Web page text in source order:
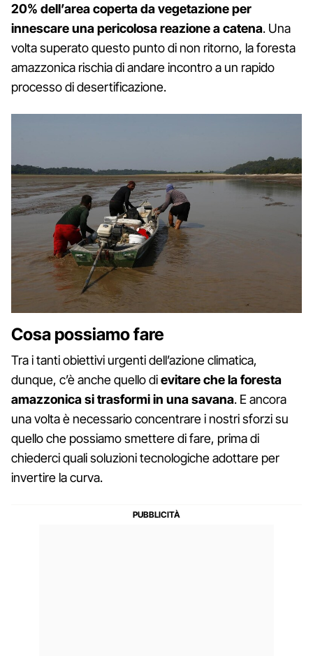
20% dell’area coperta da vegetazione per
innescare una pericolosa reazione a catena. Una
volta superato questo punto di non ritorno, la foresta
amazzonica rischia di andare incontro a un rapido
processo di desertificazione.
Cosa possiamo fare
Tra i tanti obiettivi urgenti dell’azione climatica,
dunque, c’è anche quello dievitare che la foresta
amazzonica si trasformi in una savana. E ancora
una volta è necessario concentrare i nostri sforzi su
quello che possiamo smettere di fare, prima di
chiederci quali soluzioni tecnologiche adottare per
invertire la curva.